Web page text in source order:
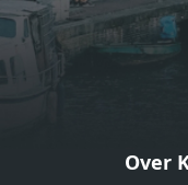
Over